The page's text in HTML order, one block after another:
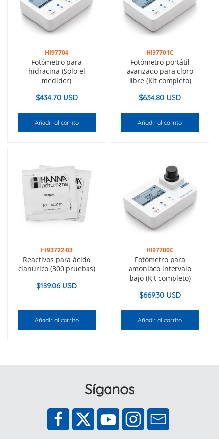
HI97704
Fotómetro para
hidracina (Solo el
medidor)
$434.70 USD
Añadir al carrito
HI97701C
Fotómetro portátil
avanzado para cloro
libre (Kit completo)
$634.80 USD
Añadir al carrito
HI93722-03
Reactivos para ácido
cianúrico (300 pruebas)
$189.06 USD
Añadir al carrito
HI97700C
Fotómetro para
amoniaco intervalo
bajo (Kit completo)
$669.30 USD
Añadir al carrito
Síganos